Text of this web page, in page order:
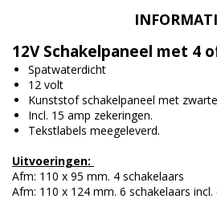
12V Schakelpaneel met 4
Spatwaterdicht
12 volt
Kunststof schakelpaneel met
Incl. 15 amp zekeringen.
Tekstlabels meegeleverd.
Uitvoeringen:
Afm: 110 x 95 mm. 4 schakelaars
Afm: 110 x 124 mm. 6 schakelaars